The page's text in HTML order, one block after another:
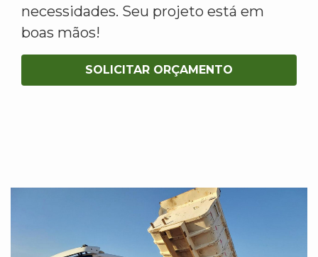
necessidades. Seu projeto está em
boas mãos!
SOLICITAR ORÇAMENTO